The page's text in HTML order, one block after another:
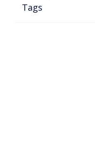
Tags